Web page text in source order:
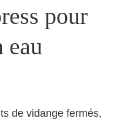
pour
eau
de vidange fermés,